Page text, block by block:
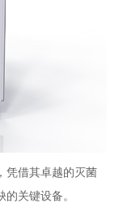
凭借其卓越的灭菌
关键设备。